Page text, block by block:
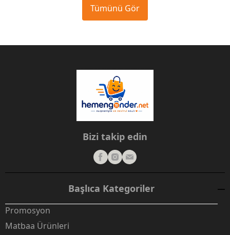
Tümünü Gör
Bizi takip edin
Başlıca Kategoriler
Promosyon
Matbaa Ürünleri